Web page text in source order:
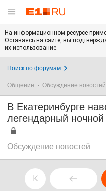
На информационном ресурсе
Оставаясь на сайте, вы
их использование.
Поиск по форумам
Общение Обсуждение новостей
В Екатеринбурге
легендарный
Обсуждение новостей